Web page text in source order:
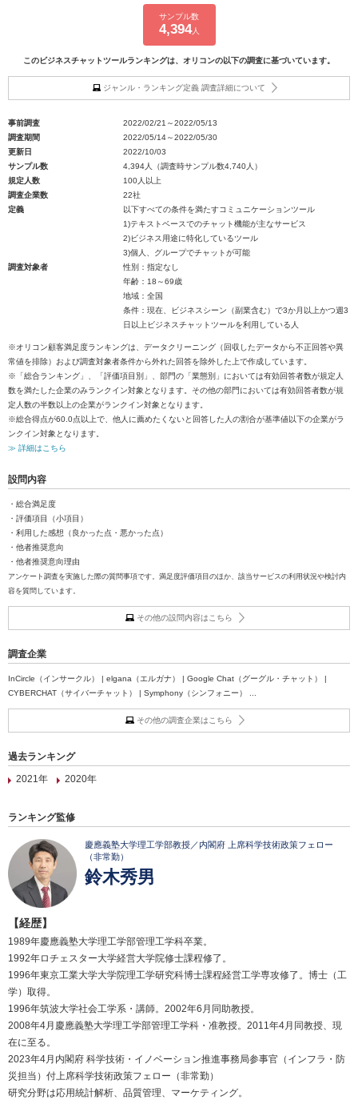
サンプル数
4,394人
このビジネスチャットツールランキングは、オリコンの以下の調査に基づいています。
ジャンル・ランキング定義 調査詳細について
事前調査
2022/02/21～2022/05/13
調査期間
2022/05/14～2022/05/30
更新日
2022/10/03
サンプル数
4,394人（調査時サンプル数4,740人）
規定人数
100人以上
調査企業数
22社
定義
以下すべての条件を満たすコミュニケーションツール
1)テキストベースでのチャット機能が主なサービス
2)ビジネス用途に特化しているツール
3)個人、グループでチャットが可能
調査対象者
性別：指定なし
年齢：18～69歳
地域：全国
条件：現在、ビジネスシーン（副業含む）で3か月以上かつ週3
日以上ビジネスチャットツールを利用している人
※オリコン顧客満足度ランキングは、データクリーニング（回収したデータから不正回答や異
常値を排除）および調査対象者条件から外れた回答を除外した上で作成しています。
※「総合ランキング」、「評価項目別」、部門の「業態別」においては有効回答者数が規定人
数を満たした企業のみランクイン対象となります。その他の部門においては有効回答者数が規
定人数の半数以上の企業がランクイン対象となります。
※総合得点が60.0点以上で、他人に薦めたくないと回答した人の割合が基準値以下の企業がラ
ンクイン対象となります。
≫ 詳細はこちら
設問内容
・総合満足度
・評価項目（小項目）
・利用した感想（良かった点・悪かった点）
・他者推奨意向
・他者推奨意向理由
アンケート調査を実施した際の質問事項です。満足度評価項目のほか、該当サービスの利用状況や検討内
容を質問しています。
その他の設問内容はこちら
調査企業
InCircle（インサークル） | elgana（エルガナ） | Google Chat（グーグル・チャット） |
CYBERCHAT（サイバーチャット） | Symphony（シンフォニー） ...
その他の調査企業はこちら
過去ランキング
2021年
2020年
ランキング監修
慶應義塾大学理工学部教授／内閣府 上席科学技術政策フェロー
（非常勤）
鈴木秀男
【経歴】
1989年慶應義塾大学理工学部管理工学科卒業。
1992年ロチェスター大学経営大学院修士課程修了。
1996年東京工業大学大学院理工学研究科博士課程経営工学専攻修了。博士（工
学）取得。
1996年筑波大学社会工学系・講師。2002年6月同助教授。
2008年4月慶應義塾大学理工学部管理工学科・准教授。2011年4月同教授、現
在に至る。
2023年4月内閣府 科学技術・イノベーション推進事務局参事官（インフラ・防
災担当）付上席科学技術政策フェロー（非常勤）
研究分野は応用統計解析、品質管理、マーケティング。